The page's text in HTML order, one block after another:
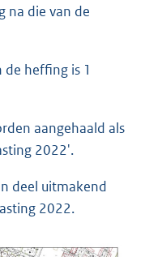
na die van de
de heffing is 1
aangehaald als
2022'.
deel uitmakend
2022.